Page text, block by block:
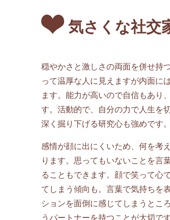
気さくな社交
穏やかさと激しさの両面を併せ持
って温厚な人に見えますが内面に
ます。能力が高いので自信もあり
す。活動的で、自分の力で人生を
深く掘り下げる研究心も強めです。
感情が顔に出にくいため、何を考
ります。思ってもいないことを言
ることもできます。顔で笑って心
てしまう傾向も。言葉で気持ちを
ションを面倒に感じてしまうとこ
うパートナーを持つことが大切です